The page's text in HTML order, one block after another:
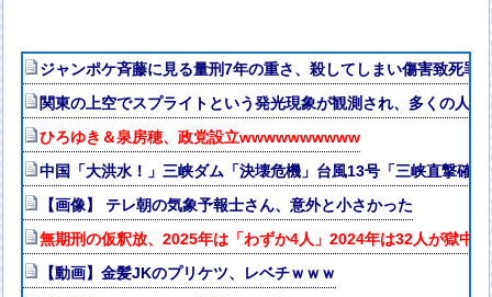
ジャンポケ斉藤に見る量刑7年の重さ、殺してしまい傷害致死
関東の上空でスプライトという発光現象が観測され、多くの人
ひろゆき＆泉房穂、政党設立wwwwwwwwww
中国「大洪水！」三峡ダム「決壊危機」台風13号「三峡直撃確
【画像】 テレ朝の気象予報士さん、意外と小さかった
無期刑の仮釈放、2025年は「わずか4人」2024年は32人が獄中
【動画】金髪JKのプリケツ、レベチｗｗｗ